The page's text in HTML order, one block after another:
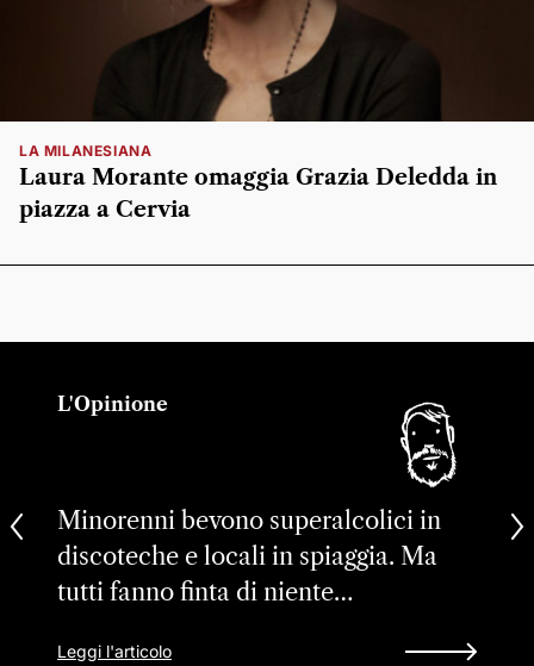
LA MILANESIANA
Laura Morante omaggia Grazia Deledda in
piazza a Cervia
L'Opinione
Minorenni bevono superalcolici in
discoteche e locali in spiaggia. Ma
tutti fanno finta di niente…
Leggi l'articolo